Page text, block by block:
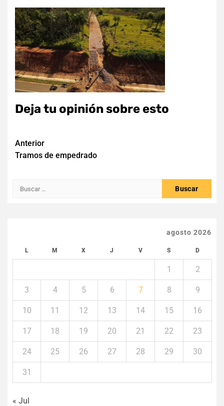
Deja tu opinión sobre esto
Navegación
de
Anterior
Tramos de empedrado
Buscar:
agosto 2026
L M X J V S D
1 2
3 4 5 6 7 8 9
10 11 12 13 14 15 16
17 18 19 20 21 22 23
24 25 26 27 28 29 30
31
« Jul